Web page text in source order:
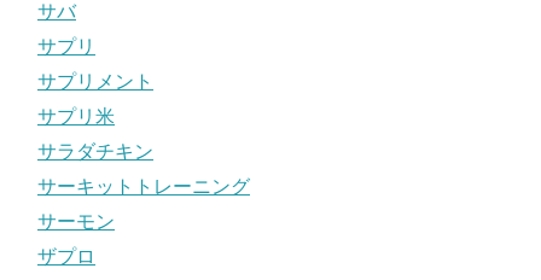
サバ
サプリ
サプリメント
サプリ米
サラダチキン
サーキットトレーニング
サーモン
ザプロ